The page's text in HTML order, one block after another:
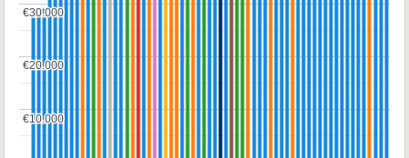
€10.000
€10.000
€20.000
€20.000
€30.000
€30.000